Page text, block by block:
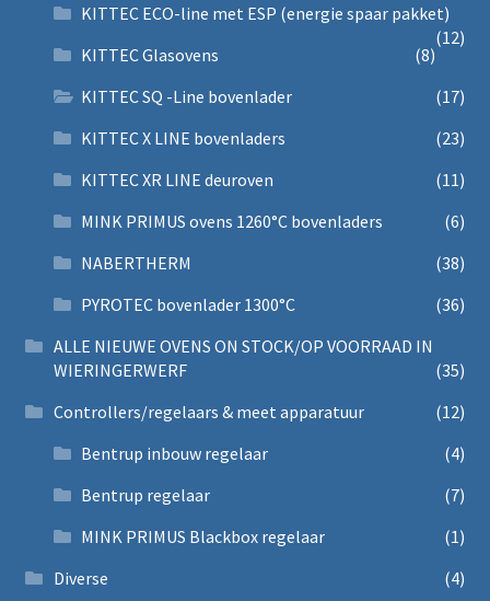
KITTEC ECO-line met ESP (energie spaar pakket)
(12)
KITTEC Glasovens
(8)
KITTEC SQ -Line bovenlader
(17)
KITTEC X LINE bovenladers
(23)
KITTEC XR LINE deuroven
(11)
MINK PRIMUS ovens 1260°C bovenladers
(6)
NABERTHERM
(38)
PYROTEC bovenlader 1300°C
(36)
ALLE NIEUWE OVENS ON STOCK/OP VOORRAAD IN
WIERINGERWERF
(35)
Controllers/regelaars & meet apparatuur
(12)
Bentrup inbouw regelaar
(4)
Bentrup regelaar
(7)
MINK PRIMUS Blackbox regelaar
(1)
Diverse
(4)